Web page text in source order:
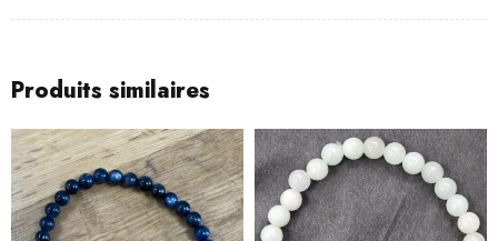
Produits similaires